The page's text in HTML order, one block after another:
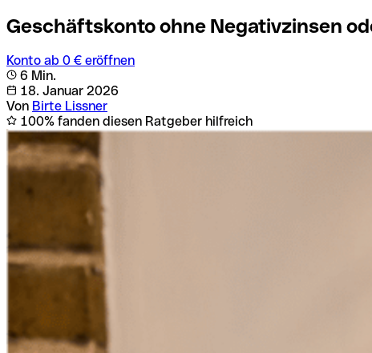
Geschäftskonto ohne Negativzinsen
Konto ab 0 € eröffnen
6 Min.
18. Januar 2026
Von Birte Lissner
100% fanden diesen Ratgeber hilfreich